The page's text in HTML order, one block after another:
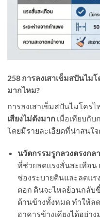
258 การลงเสาเข็มสปันไม
มากไหม?
การลงเสาเข็มสปันไมโครไ
เสียงไม่ดังมาก เมื่อเทียบกั
โดยมีรายละเอียดที่น่าสนใจ
นวัตกรรมรูกลวงตรงกลา
ที่ช่วยลดแรงสั่นสะเทือน
ช่องระบายดินและลดแร
ตอก ดินจะไหลย้อนกลั
ด้านข้างทั้งหมด ทำให้ล
อาคารข้างเคียงได้อย่า